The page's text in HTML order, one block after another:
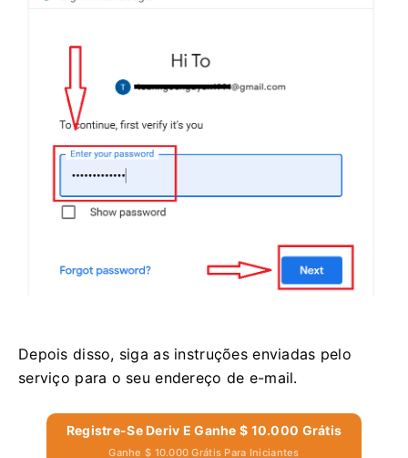
Depois disso, siga as instruções enviadas pelo
serviço para o seu endereço de e-mail.
Registre-Se Deriv E Ganhe $ 10.000 Grátis
Ganhe $ 10.000 Grátis Para Iniciantes